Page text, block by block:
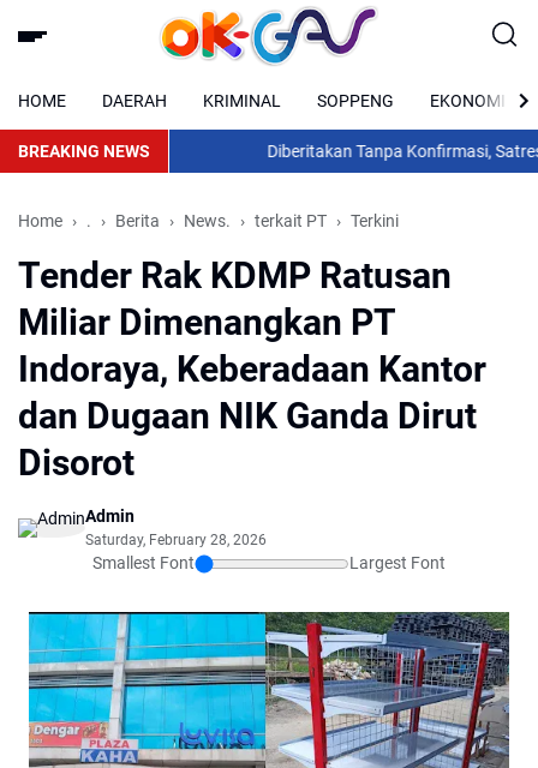
HOME DAERAH KRIMINAL SOPPENG EKONOMI
BREAKING NEWS Diberitakan Tanpa Konfirmasi,
Home . Berita News. terkait PT Terkini
Tender Rak KDMP Ratusan
Miliar Dimenangkan PT
Indoraya, Keberadaan Kantor
dan Dugaan NIK Ganda Dirut
Disorot
Admin
Saturday, February 28, 2026
Smallest Font Largest Font